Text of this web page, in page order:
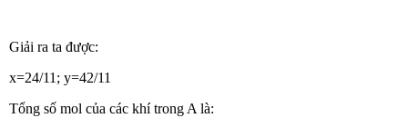
Giải ra ta được:
x=24/11; y=42/11
Tổng số mol của các khí trong A là: